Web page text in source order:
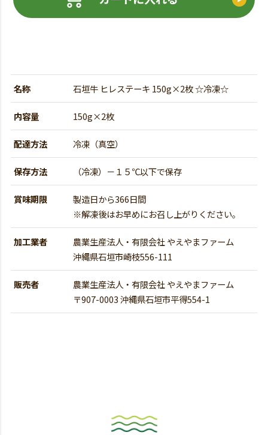
名称 石垣牛 ヒレステーキ 150g×2枚 ☆冷凍☆
内容量 150g×2枚
配達方法 冷凍（真空）
保存方法 （冷凍）－１５℃以下で保存
賞味期限
製造日から366日間
※解凍後はお早めにお召し上がりください。
加工業者
農業生産法人・有限会社 やえやまファーム
沖縄県石垣市崎枝556-111
販売者
農業生産法人・有限会社 やえやまファーム
〒907-0003 沖縄県石垣市平得554-1